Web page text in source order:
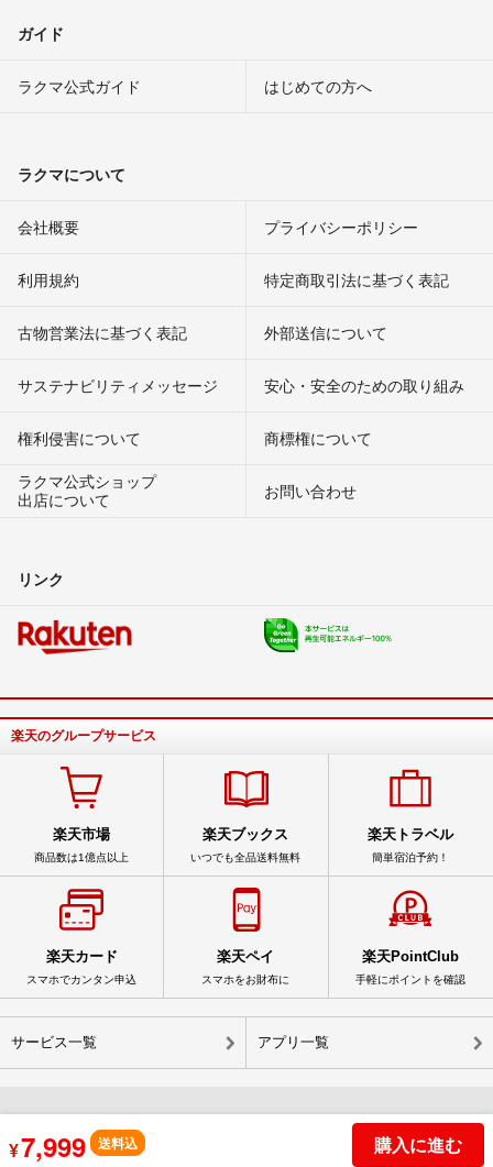
¥7,999 送料込 購入に進む
ガイド
ラクマ公式ガイド はじめての方へ
ラクマについて
会社概要 プライバシーポリシー
利用規約 特定商取引法に基づく表記
古物営業法に基づく表記 外部送信について
サステナビリティメッセージ 安心・安全のための取り組み
権利侵害について
商標権について
ラクマ公式ショップ
出店について
お問い合わせ
リンク
楽天のグループサービス
楽天市場
商品数は1億点以上
楽天ブックス
いつでも全品送料無料
楽天トラベル
簡単宿泊予約！
楽天カード
スマホでカンタン申込
楽天ペイ
スマホをお財布に
楽天PointClub
手軽にポイントを確認
サービス一覧 アプリ一覧